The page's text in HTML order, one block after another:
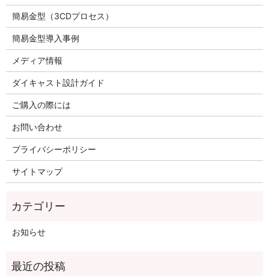
簡易金型（3CDプロセス）
簡易金型導入事例
メディア情報
ダイキャスト設計ガイド
ご購入の際には
お問い合わせ
プライバシーポリシー
サイトマップ
お知らせ